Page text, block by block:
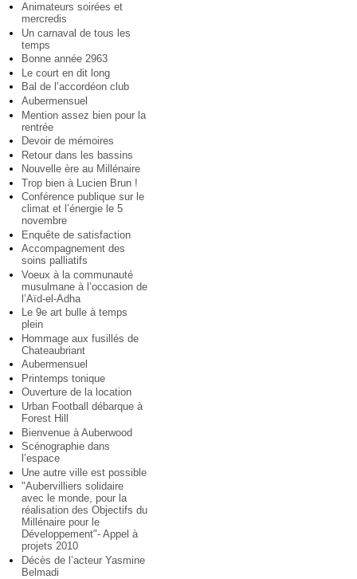
Animateurs soirées et
mercredis
Un carnaval de tous les
temps
Bonne année 2963
Le court en dit long
Bal de l’accordéon club
Aubermensuel
Mention assez bien pour la
rentrée
Devoir de mémoires
Retour dans les bassins
Nouvelle ère au Millénaire
Trop bien à Lucien Brun !
Conférence publique sur le
climat et l’énergie le 5
novembre
Enquête de satisfaction
Accompagnement des
soins palliatifs
Voeux à la communauté
musulmane à l’occasion de
l’Aïd-el-Adha
Le 9e art bulle à temps
plein
Hommage aux fusillés de
Chateaubriant
Aubermensuel
Printemps tonique
Ouverture de la location
Urban Football débarque à
Forest Hill
Bienvenue à Auberwood
Scénographie dans
l’espace
Une autre ville est possible
"Aubervilliers solidaire
avec le monde, pour la
réalisation des Objectifs du
Millénaire pour le
Développement"- Appel à
projets 2010
Décès de l’acteur Yasmine
Belmadi